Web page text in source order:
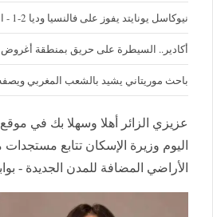
نيوكاسل يونايتد يفوز على فالنسيا وديا 2-1 - المدينة برس
أكادير.. السيطرة على حريق بمنطقة أغروض
باحث موريتاني يشيد بالشعب المغربي
عزيزي الزائر أهلا وسهلا بك في
اليوم وزيرة الإسكان تتابع
الأراضي المضافة للمدن الجديدة -